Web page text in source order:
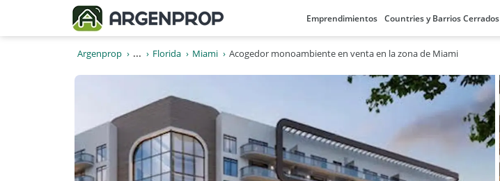
Emprendimientos Countries y Barrios Cerrados
Argenprop ... Florida Miami Acogedor monoambiente en venta en la zona de Miami